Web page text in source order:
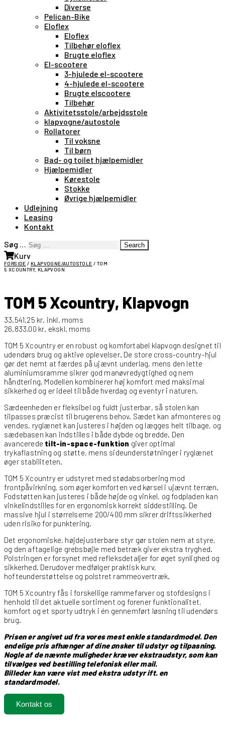
Diverse
Pelican-Bike
Eloflex
Eloflex
Tilbehør eloflex
Brugte eloflex
El-scootere
3-hjulede el-scootere
4-hjulede el-scootere
Brugte elscootere
Tilbehør
Aktivitetsstole/arbejdsstole
klapvogne/autostole
Rollatorer
Til voksne
Til børn
Bad- og toilet hjælpemidler
Hjælpemidler
Kørestole
Stokke
Øvrige hjælpemidler
Udlejning
Leasing
Kontakt
Søg …
Search
Kurv
FORSIDE / KLAPVOGNE/AUTOSTOLE / TOM
5 XCOUNTRY, KLAPVOGN
TOM 5 Xcountry, Klapvogn
33.541,25 kr. inkl. moms
26.833,00 kr. ekskl. moms
TOM 5 Xcountry er en robust og komfortabel klapvogn designet til
udendørs brug og aktive oplevelser. De store cross-country-hjul
gør det nemt at færdes på ujævnt underlag, mens den lette
aluminiumsramme sikrer god manøvredygtighed og nem
håndtering. Modellen kombinerer høj komfort med maksimal
sikkerhed og er ideel til både hverdag og eventyr i naturen.
Sædeenheden er fleksibel og fuldt justerbar, så stolen kan
tilpasses præcist til brugerens behov. Sædet kan afmonteres og
vendes, ryglænet kan justeres i højden og lægges helt tilbage, og
sædebasen kan indstilles i både dybde og bredde. Den
avancerede tilt-in-space-funktion giver optimal
trykaflastning og støtte, mens sideunderstøtninger i ryglænet
øger stabiliteten.
TOM 5 Xcountry er udstyret med stødabsorbering mod
frontpåvirkning, som øger komforten ved kørsel i ujævnt terræn.
Fodstøtten kan justeres i både højde og vinkel, og fodpladen kan
vinkelindstilles for en ergonomisk korrekt siddestilling. De
massive hjul i størrelserne 200/400 mm sikrer driftssikkerhed
uden risiko for punktering.
Det ergonomiske, højdejusterbare styr gør stolen nem at styre,
og den aftagelige grebsbøjle med betræk giver ekstra tryghed.
Polstringen er forsynet med refleksdetaljer for øget synlighed og
sikkerhed. Derudover medfølger praktisk kurv,
hofteunderstøttelse og polstret rammeovertræk.
TOM 5 Xcountry fås i forskellige rammefarver og stofdesigns i
henhold til det aktuelle sortiment og forener funktionalitet,
komfort og et sporty udtryk i én gennemført løsning til udendørs
brug.
Prisen er angivet ud fra vores mest enkle standardmodel. Den
endelige pris afhænger af dine ønsker til udstyr og tilpasning.
Nogle af de nævnte muligheder kræver ekstraudstyr, som kan
tilvælges ved bestilling telefonisk eller mail.
Billeder kan være vist med ekstra udstyr ift. en
standardmodel.
Kontakt os